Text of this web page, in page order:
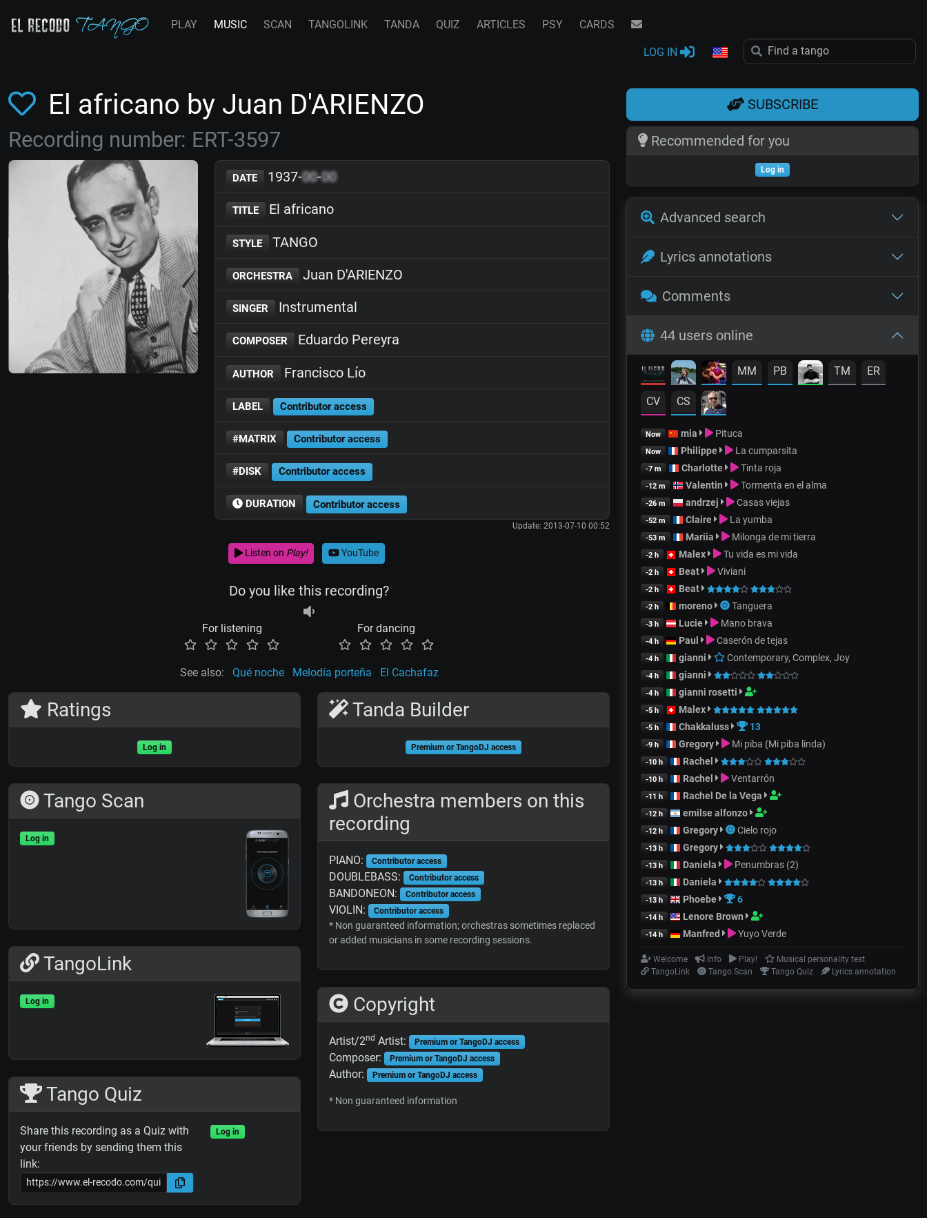
PLAY MUSIC SCAN TANGOLINK TANDA QUIZ ARTICLES PSY CARDS
LOG IN
El africano by Juan D'ARIENZO
Recording number: ERT-3597
DATE 1937-00-00
TITLE El africano
STYLE TANGO
ORCHESTRA Juan D'ARIENZO
SINGER Instrumental
COMPOSER Eduardo Pereyra
AUTHOR Francisco Lío
LABEL Contributor access
#MATRIX Contributor access
#DISK Contributor access
DURATION Contributor access
Update: 2013-07-10 00:52
Listen on Play! YouTube
Do you like this recording?
For listening For dancing
See also: Qué noche Melodía porteña El Cachafaz
Ratings
Log in
Tango Scan
Log in
TangoLink
Log in
Tango Quiz
Share this recording as a Quiz with
your friends by sending them this
link:
Log in
Tanda Builder
Premium or TangoDJ access
Orchestra members on this
recording
PIANO: Contributor access
DOUBLEBASS: Contributor access
BANDONEON: Contributor access
VIOLIN: Contributor access
* Non guaranteed information; orchestras sometimes replaced
or added musicians in some recording sessions.
Copyright
Artist/2nd Artist: Premium or TangoDJ access
Composer: Premium or TangoDJ access
Author: Premium or TangoDJ access
* Non guaranteed information
SUBSCRIBE
Recommended for you
Log in
Advanced search
Lyrics annotations
Comments
44 users online
MM PB TM ER
CV CS
Now mia Pituca
Now Philippe La cumparsita
-7 m Charlotte Tinta roja
-12 m Valentin Tormenta en el alma
-26 m andrzej Casas viejas
-52 m Claire La yumba
-53 m Mariia Milonga de mi tierra
-2 h Malex Tu vida es mi vida
-2 h Beat Viviani
-2 h Beat
-2 h moreno Tanguera
-3 h Lucie Mano brava
-4 h Paul Caserón de tejas
-4 h gianni Contemporary, Complex, Joy
-4 h gianni
-4 h gianni rosetti
-5 h Malex
-5 h Chakkaluss 13
-9 h Gregory Mi piba (Mi piba linda)
-10 h Rachel
-10 h Rachel Ventarrón
-11 h Rachel De la Vega
-12 h emilse alfonzo
-12 h Gregory Cielo rojo
-13 h Gregory
-13 h Daniela Penumbras (2)
-13 h Daniela
-13 h Phoebe 6
-14 h Lenore Brown
-14 h Manfred Yuyo Verde
Welcome Info Play!
Musical personality test
TangoLink
Tango Scan Tango Quiz Lyrics annotation